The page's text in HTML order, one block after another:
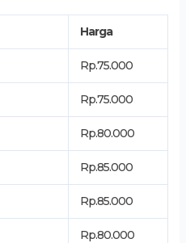
Harga
Rp.75.000
Rp.75.000
Rp.80.000
Rp.85.000
Rp.85.000
Rp.80.000